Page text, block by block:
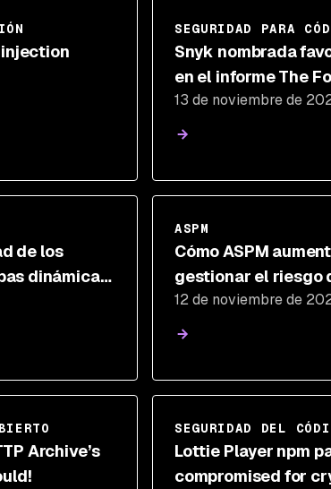
SEGURIDAD PARA
Snyk nombrada
en el informe The
Software de
software, cuarto
13 de noviembre de
de los
dinámicas
ASPM
Cómo ASPM
gestionar el riesgo
12 de noviembre de
Archive’s
SEGURIDAD DEL
Lottie Player npm
compromised for